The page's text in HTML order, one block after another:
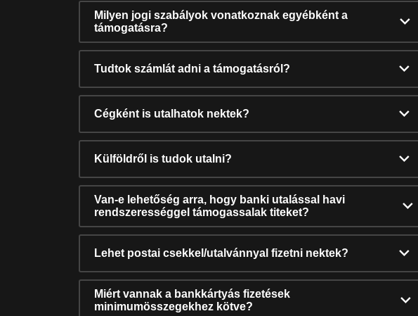
Milyen jogi szabályok vonatkoznak egyébként a
támogatásra?
Tudtok számlát adni a támogatásról?
Cégként is utalhatok nektek?
Külföldről is tudok utalni?
Van-e lehetőség arra, hogy banki utalással havi
rendszerességgel támogassalak titeket?
Lehet postai csekkel/utalvánnyal fizetni nektek?
Miért vannak a bankkártyás fizetések
minimumösszegekhez kötve?